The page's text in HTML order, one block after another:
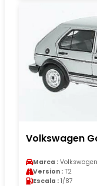
Volkswagen
Marca : Volkswagen
Version : T2
Escala : 1/87